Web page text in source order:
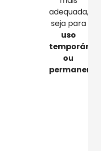
adequada,
seja para
uso
temporário
ou
permanente